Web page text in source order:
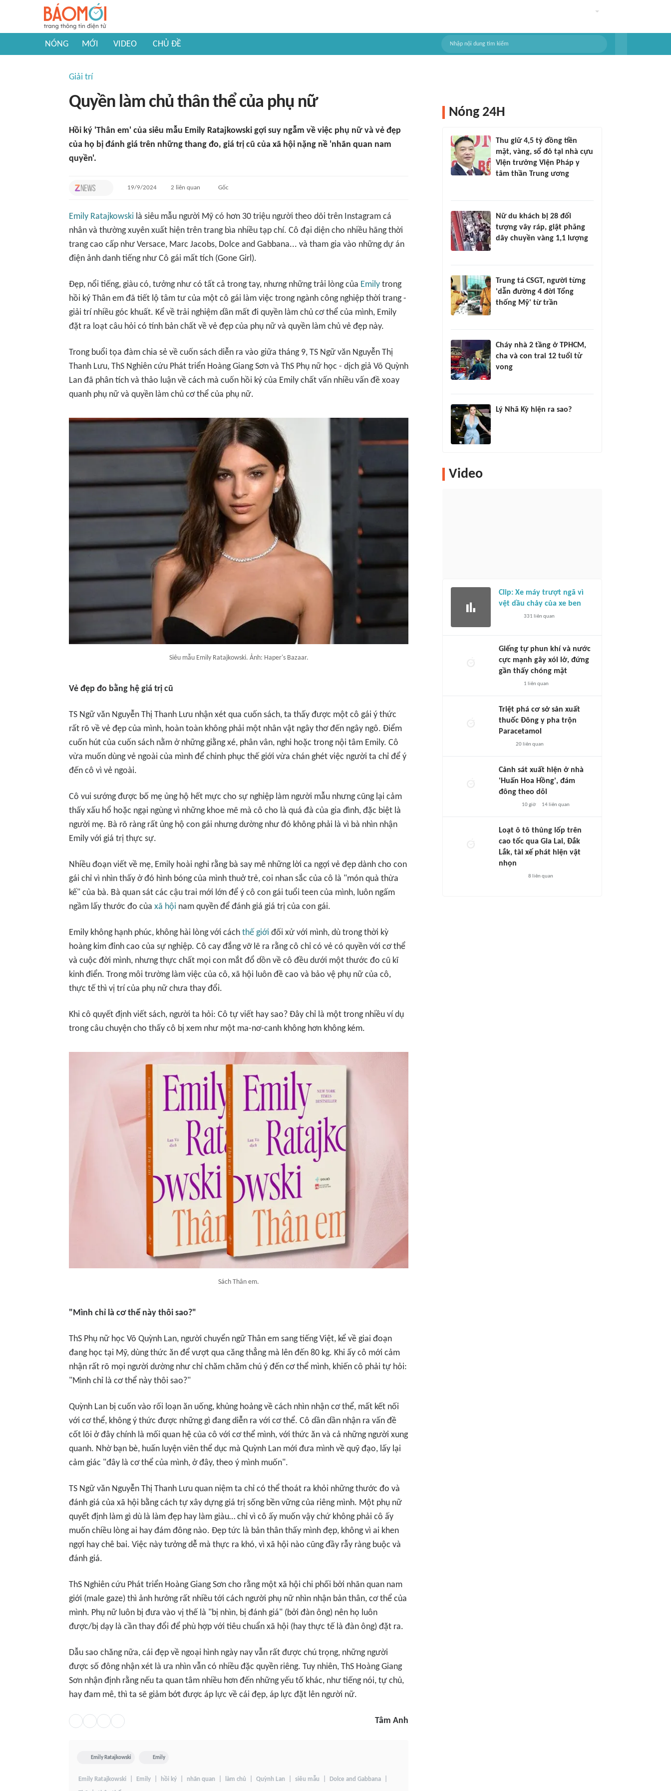
NÓNG MỚI VIDEO CHỦ ĐỀ
Giải trí
Quyền làm chủ thân thể của phụ nữ
Hồi ký 'Thân em' của siêu mẫu Emily Ratajkowski gợi suy ngẫm về việc phụ nữ và vẻ đẹp
của họ bị đánh giá trên những thang đo, giá trị cũ của xã hội nặng nề 'nhãn quan nam
quyền'.
19/9/2024 2 liên quan Gốc
Emily Ratajkowski là siêu mẫu người Mỹ có hơn 30 triệu người theo dõi trên Instagram cá
nhân và thường xuyên xuất hiện trên trang bìa nhiều tạp chí. Cô đại diện cho nhiều hãng thời
trang cao cấp như Versace, Marc Jacobs, Dolce and Gabbana... và tham gia vào những dự án
điện ảnh danh tiếng như Cô gái mất tích (Gone Girl).
Đẹp, nổi tiếng, giàu có, tưởng như có tất cả trong tay, nhưng những trải lòng của Emily trong
hồi ký Thân em đã tiết lộ tâm tư của một cô gái làm việc trong ngành công nghiệp thời trang -
giải trí nhiều góc khuất. Kể về trải nghiệm dần mất đi quyền làm chủ cơ thể của mình, Emily
đặt ra loạt câu hỏi có tính bản chất về vẻ đẹp của phụ nữ và quyền làm chủ vẻ đẹp này.
Trong buổi tọa đàm chia sẻ về cuốn sách diễn ra vào giữa tháng 9, TS Ngữ văn Nguyễn Thị
Thanh Lưu, ThS Nghiên cứu Phát triển Hoàng Giang Sơn và ThS Phụ nữ học - dịch giả Võ Quỳnh
Lan đã phân tích và thảo luận về cách mà cuốn hồi ký của Emily chất vấn nhiều vấn đề xoay
quanh phụ nữ và quyền làm chủ cơ thể của phụ nữ.
Siêu mẫu Emily Ratajkowski. Ảnh: Haper's Bazaar.
Vẻ đẹp đo bằng hệ giá trị cũ
TS Ngữ văn Nguyễn Thị Thanh Lưu nhận xét qua cuốn sách, ta thấy được một cô gái ý thức
rất rõ về vẻ đẹp của mình, hoàn toàn không phải một nhân vật ngây thơ đến ngây ngô. Điểm
cuốn hút của cuốn sách nằm ở những giằng xé, phân vân, nghi hoặc trong nội tâm Emily. Cô
vừa muốn dùng vẻ ngoài của mình để chinh phục thế giới vừa chán ghét việc người ta chỉ để ý
đến cô vì vẻ ngoài.
Cô vui sướng được bố mẹ ủng hộ hết mực cho sự nghiệp làm người mẫu nhưng cũng lại cảm
thấy xấu hổ hoặc ngại ngùng vì những khoe mẽ mà cô cho là quá đà của gia đình, đặc biệt là
người mẹ. Bà rõ ràng rất ủng hộ con gái nhưng dường như đó không phải là vì bà nhìn nhận
Emily với giá trị thực sự.
Nhiều đoạn viết về mẹ, Emily hoài nghi rằng bà say mê những lời ca ngợi vẻ đẹp dành cho con
gái chỉ vì nhìn thấy ở đó hình bóng của mình thuở trẻ, coi nhan sắc của cô là "món quà thừa
kế" của bà. Bà quan sát các cậu trai mới lớn để ý cô con gái tuổi teen của mình, luôn ngấm
ngầm lấy thước đo của xã hội nam quyền để đánh giá giá trị của con gái.
Emily không hạnh phúc, không hài lòng với cách thế giới đối xử với mình, dù trong thời kỳ
hoàng kim đỉnh cao của sự nghiệp. Cô cay đắng vỡ lẽ ra rằng cô chỉ có vẻ có quyền với cơ thể
và cuộc đời mình, nhưng thực chất mọi con mắt đổ dồn về cô đều dưới một thước đo cũ kĩ
kinh điển. Trong môi trường làm việc của cô, xã hội luôn đề cao và bảo vệ phụ nữ của cô,
thực tế thì vị trí của phụ nữ chưa thay đổi.
Khi cô quyết định viết sách, người ta hỏi: Cô tự viết hay sao? Đây chỉ là một trong nhiều ví dụ
trong câu chuyện cho thấy cô bị xem như một ma-nơ-canh không hơn không kém.
Sách Thân em.
"Mình chỉ là cơ thể này thôi sao?"
ThS Phụ nữ học Võ Quỳnh Lan, người chuyển ngữ Thân em sang tiếng Việt, kể về giai đoạn
đang học tại Mỹ, dùng thức ăn để vượt qua căng thẳng mà lên đến 80 kg. Khi ấy cô mới cảm
nhận rất rõ mọi người dường như chỉ chăm chăm chú ý đến cơ thể mình, khiến cô phải tự hỏi:
"Mình chỉ là cơ thể này thôi sao?"
Quỳnh Lan bị cuốn vào rối loạn ăn uống, khủng hoảng về cách nhìn nhận cơ thể, mất kết nối
với cơ thể, không ý thức được những gì đang diễn ra với cơ thể. Cô dần dần nhận ra vấn đề
cốt lõi ở đây chính là mối quan hệ của cô với cơ thể mình, với thức ăn và cả những người xung
quanh. Nhờ bạn bè, huấn luyện viên thể dục mà Quỳnh Lan mới đưa mình về quỹ đạo, lấy lại
cảm giác "đây là cơ thể của mình, ở đây, theo ý mình muốn".
TS Ngữ văn Nguyễn Thị Thanh Lưu quan niệm ta chỉ có thể thoát ra khỏi những thước đo và
đánh giá của xã hội bằng cách tự xây dựng giá trị sống bền vững của riêng mình. Một phụ nữ
quyết định làm gì dù là làm đẹp hay làm giàu… chỉ vì cô ấy muốn vậy chứ không phải cô ấy
muốn chiều lòng ai hay đám đông nào. Đẹp tức là bản thân thấy mình đẹp, không vì ai khen
ngợi hay chê bai. Việc này tưởng dễ mà thực ra khó, vì xã hội nào cũng đầy rẫy ràng buộc và
đánh giá.
ThS Nghiên cứu Phát triển Hoàng Giang Sơn cho rằng một xã hội chi phối bởi nhãn quan nam
giới (male gaze) thì ảnh hưởng rất nhiều tới cách người phụ nữ nhìn nhận bản thân, cơ thể của
mình. Phụ nữ luôn bị đưa vào vị thế là "bị nhìn, bị đánh giá" (bởi đàn ông) nên họ luôn
được/bị dạy là cần thay đổi để phù hợp với tiêu chuẩn xã hội (hay thực tế là đàn ông) đặt ra.
Dẫu sao chăng nữa, cái đẹp về ngoại hình ngày nay vẫn rất được chú trọng, những người
được số đông nhận xét là ưa nhìn vẫn có nhiều đặc quyền riêng. Tuy nhiên, ThS Hoàng Giang
Sơn nhận định rằng nếu ta quan tâm nhiều hơn đến những yếu tố khác, như tiếng nói, tự chủ,
hay đam mê, thì ta sẽ giảm bớt được áp lực về cái đẹp, áp lực đặt lên người nữ.
Tâm Anh
Emily Ratajkowski Emily
Emily Ratajkowski Emily hồi ký nhãn quan làm chủ Quỳnh Lan siêu mẫu Dolce and Gabbana
Nóng 24H
Thu giữ 4,5 tỷ đồng tiền
mặt, vàng, sổ đỏ tại nhà cựu
Viện trưởng Viện Pháp y
tâm thần Trung ương
Nữ du khách bị 28 đối
tượng vây ráp, giật phăng
dây chuyền vàng 1,1 lượng
Trung tá CSGT, người từng
'dẫn đường 4 đời Tổng
thống Mỹ' từ trần
Cháy nhà 2 tầng ở TPHCM,
cha và con trai 12 tuổi tử
vong
Lý Nhã Kỳ hiện ra sao?
Video
Clip: Xe máy trượt ngã vì
vệt dầu chảy của xe ben
331 liên quan
Giếng tự phun khí và nước
cực mạnh gây xói lở, đứng
gần thấy chóng mặt
1 liên quan
Triệt phá cơ sở sản xuất
thuốc Đông y pha trộn
Paracetamol
20liên quan
Cảnh sát xuất hiện ở nhà
'Huấn Hoa Hồng', đám
đông theo dõi
10 giờ 14liên quan
Loạt ô tô thủng lốp trên
cao tốc qua Gia Lai, Đắk
Lắk, tài xế phát hiện vật
nhọn
8 liên quan